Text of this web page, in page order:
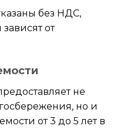
без НДС,
от
не
но и
от 3 до 5 лет в